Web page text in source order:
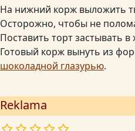
На нижний корж выложить
Осторожно, чтобы не
Поставить торт застывать в
Готовый корж вынуть из
шоколадной глазурью.
Reklama